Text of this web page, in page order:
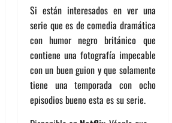
Si están interesados en ver una
serie que es de comedia dramática
con humor negro británico que
contiene una fotografía impecable
con un buen guion y que solamente
tiene una temporada con ocho
episodios bueno esta es su serie.